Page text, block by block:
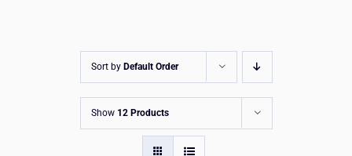
ΑΞΕΣΟΥΑΡ
HOT OFFERS
Sort by Default Order
Show 12 Products